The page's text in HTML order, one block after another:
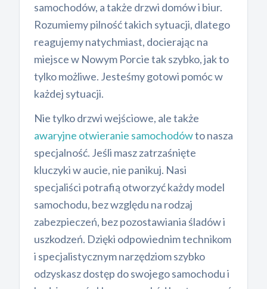
samochodów, a także drzwi domów i biur.
Rozumiemy pilność takich sytuacji, dlatego
reagujemy natychmiast, docierając na
miejsce w Nowym Porcie tak szybko, jak to
tylko możliwe. Jesteśmy gotowi pomóc w
każdej sytuacji.
Nie tylko drzwi wejściowe, ale także
awaryjne otwieranie samochodówto nasza
specjalność. Jeśli masz zatrzaśnięte
kluczyki w aucie, nie panikuj. Nasi
specjaliści potrafią otworzyć każdy model
samochodu, bez względu na rodzaj
zabezpieczeń, bez pozostawiania śladów i
uszkodzeń. Dzięki odpowiednim technikom
i specjalistycznym narzędziom szybko
odzyskasz dostęp do swojego samochodu i